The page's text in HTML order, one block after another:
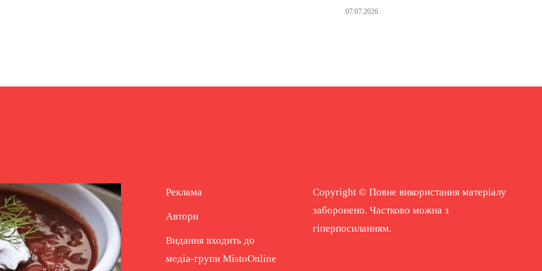
07.07.2026
Реклама
Автори
Видання входить до
медіа-групи MistoOnline
Copyright © Повне використання матеріалу
заборонено. Частково можна з
гіперпосиланням.